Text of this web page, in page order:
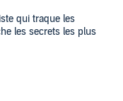
qui traque les
les secrets les plus
votre vie ?